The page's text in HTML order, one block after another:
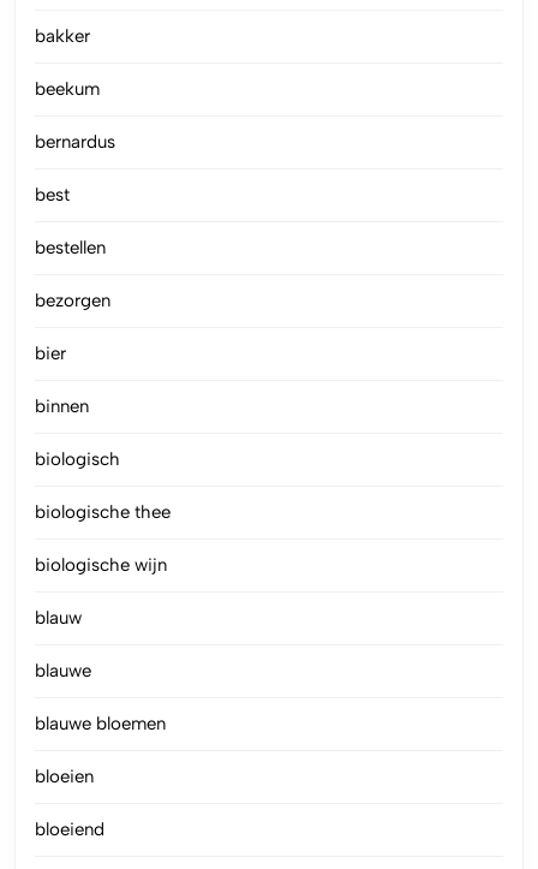
bakker
beekum
bernardus
best
bestellen
bezorgen
bier
binnen
biologisch
biologische thee
biologische wijn
blauw
blauwe
blauwe bloemen
bloeien
bloeiend